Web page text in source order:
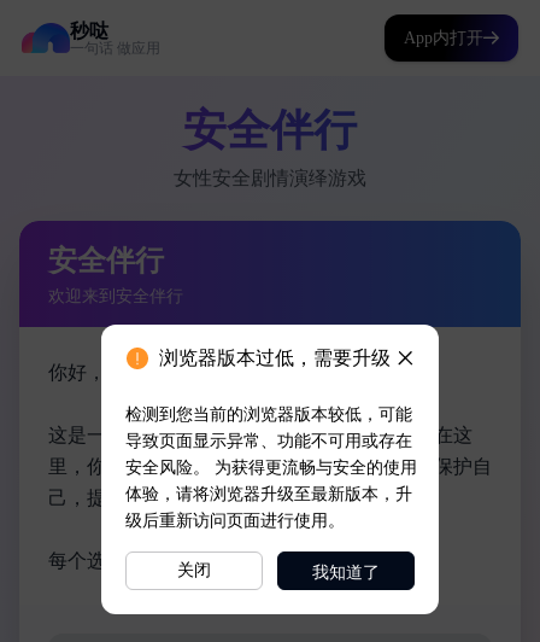
秒哒
一句话 做应用
App内打开
浏览器版本过低，需要升级
检测到您当前的浏览器版本较低，可能
导致页面显示异常、功能不可用或存在
安全风险。 为获得更流畅与安全的使用
体验，请将浏览器升级至最新版本，升
级后重新访问页面进行使用。
关闭 我知道了